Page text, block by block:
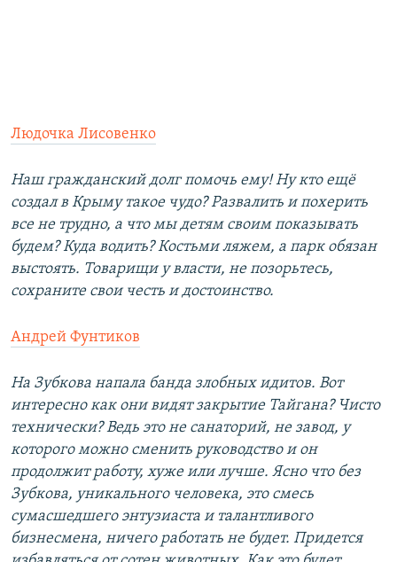
Людочка Лисовенко
Наш гражданский долг помочь ему! Ну кто ещё
создал в Крыму такое чудо? Развалить и похерить
все не трудно, а что мы детям своим показывать
будем? Куда водить? Костьми ляжем, а парк обязан
выстоять. Товарищи у власти, не позорьтесь,
сохраните свои честь и достоинство.
Андрей Фунтиков
На Зубкова напала банда злобных идитов. Вот
интересно как они видят закрытие Тайгана? Чисто
технически? Ведь это не санаторий, не завод, у
которого можно сменить руководство и он
продолжит работу, хуже или лучше. Ясно что без
Зубкова, уникального человека, это смесь
сумасшедшего энтузиаста и талантливого
бизнесмена, ничего работать не будет. Придется